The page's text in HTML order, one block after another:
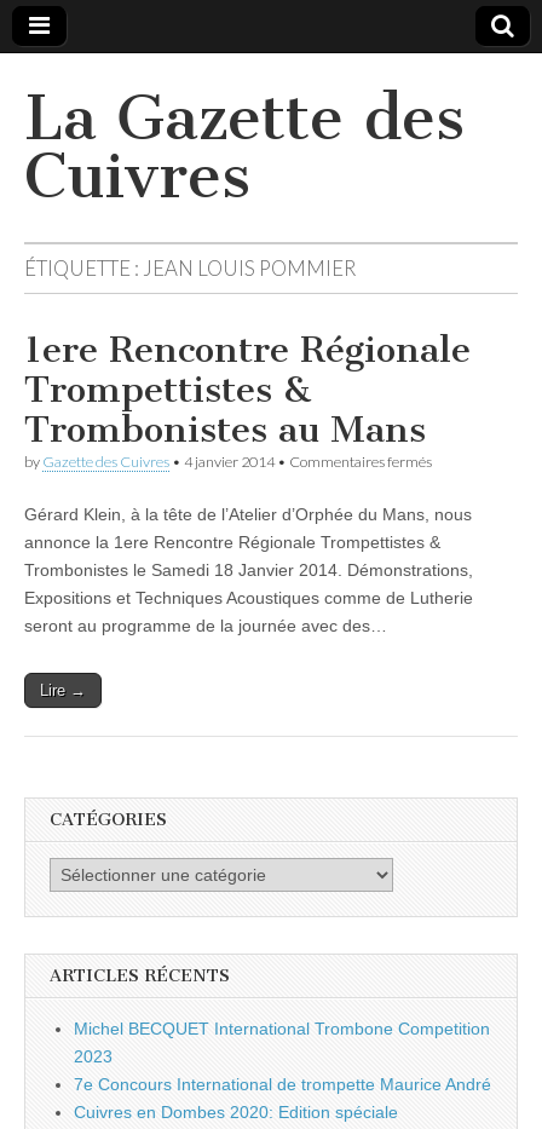
La Gazette des
Cuivres
ÉTIQUETTE : JEAN LOUIS POMMIER
1ere Rencontre Régionale
Trompettistes &
Trombonistes au Mans
by Gazette des Cuivres • 4 janvier 2014• Commentaires ferméssur
Régionale
Trompettistes
Trombonistes
au
Gérard Klein, à la tête de l’Atelier d’Orphée du Mans, nous
annonce la 1ere Rencontre Régionale Trompettistes &
Trombonistes le Samedi 18 Janvier 2014. Démonstrations,
Expositions et Techniques Acoustiques comme de Lutherie
seront au programme de la journée avec des…
Lire →
CATÉGORIES
Catégories
ARTICLES RÉCENTS
Michel BECQUET International Trombone Competition
2023
7e Concours International de trompette Maurice André
Cuivres en Dombes 2020: Edition spéciale